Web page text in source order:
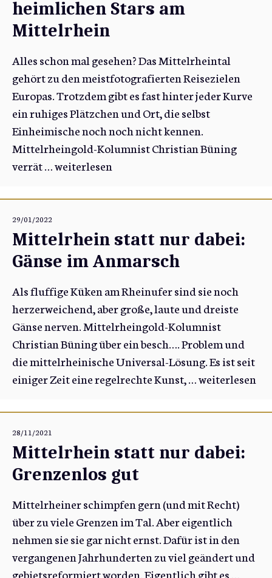
heimlichen Stars am
Mittelrhein
Alles schon mal gesehen? Das Mittelrheintal
gehört zu den meistfotografierten Reisezielen
Europas. Trotzdem gibt es fast hinter jeder Kurve
ein ruhiges Plätzchen und Ort, die selbst
Einheimische noch noch nicht kennen.
Mittelrheingold-Kolumnist Christian Büning
verrät …weiterlesen
29/01/2022
Mittelrhein statt nur dabei:
Gänse im Anmarsch
Als fluffige Küken am Rheinufer sind sie noch
herzerweichend, aber große, laute und dreiste
Gänse nerven. Mittelrheingold-Kolumnist
Christian Büning über ein besch…. Problem und
die mittelrheinische Universal-Lösung. Es ist seit
einiger Zeit eine regelrechte Kunst, …weiterlesen
28/11/2021
Mittelrhein statt nur dabei:
Grenzenlos gut
Mittelrheiner schimpfen gern (und mit Recht)
über zu viele Grenzen im Tal. Aber eigentlich
nehmen sie sie gar nicht ernst. Dafür ist in den
vergangenen Jahrhunderten zu viel geändert und
gebietsreformiert worden. Eigentlich gibt es …